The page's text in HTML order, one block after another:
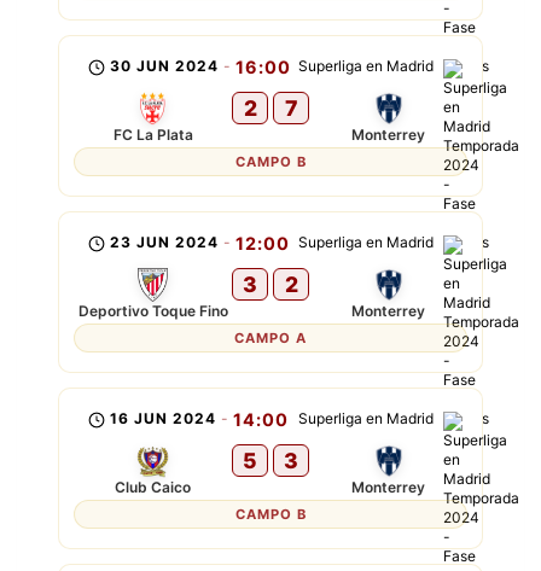
Superliga en Madrid
30 JUN 2024 - 16:00
FC La Plata
2 7
Monterrey
CAMPO B
Superliga en Madrid
23 JUN 2024 - 12:00
Deportivo Toque Fino
3 2
Monterrey
CAMPO A
Superliga en Madrid
16 JUN 2024 - 14:00
Club Caico
5 3
Monterrey
CAMPO B